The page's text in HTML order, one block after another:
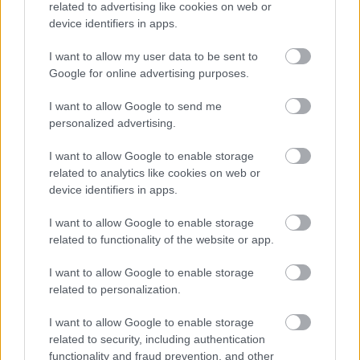
related to advertising like cookies on web or
device identifiers in apps.
I want to allow my user data to be sent to
Google for online advertising purposes.
I want to allow Google to send me
personalized advertising.
I want to allow Google to enable storage
related to analytics like cookies on web or
device identifiers in apps.
I want to allow Google to enable storage
related to functionality of the website or app.
I want to allow Google to enable storage
related to personalization.
I want to allow Google to enable storage
related to security, including authentication
functionality and fraud prevention, and other
Przed meczami 2. kolejki - II liga gospodarze (Sandecja Nowy Sącz)
zajmują4. miejscew tabeli. Goście (Świt Szczecin) plasują się na
Poniżej znajdziesz także ostatnie mecze obu drużyn oraz statystyki
bramkowe.
Sandecja Nowy Sącz vs. Świt Szczecin - relacja, wynik na żywo,
transmisja
Wynik meczu Sandecja Nowy Sącz - Świt Szczecin znajdziesz na naszej
stronie zaraz po jego zakończeniu. Jeżeli szukasz informacji meczowych,
zajrzyj tutaj:Sandecja Nowy Sącz vs. Świt Szczecin - wynik, składy,
strzelcy
Jeżeli w internecie lub TV dostępna jest
albo innych spotkań II liga na
pewno znajdziesz takie informacje na naszym portalu. Możliwe jednak, że
nigdzie nie pojawi się stream online z tego pojedynku. Śledź portal
Asseco Resovia| Developres Rzeszów |ITA TOOLS Stal Mielec
Cellfast Wilki Krosno| Texom Stal Rzeszów|Stal Mielec